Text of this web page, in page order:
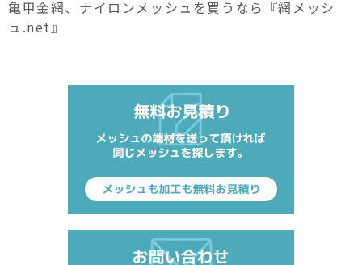
亀甲金網、ナイロンメッシュを買うなら『網メッシ
ュ.net』